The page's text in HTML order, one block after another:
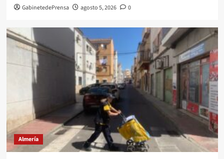
GabinetedePrensa agosto 5, 2026 0
Almería